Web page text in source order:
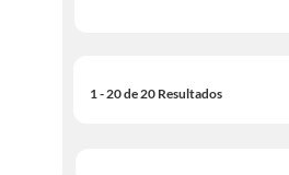
1 - 20 de 20 Resultados